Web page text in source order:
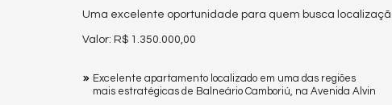
Uma excelente oportunidade para quem busca
Valor: R$ 1.350.000,00
Excelente apartamento localizado em uma das regiões
mais estratégicas de Balneário Camboriú, na Avenida Alvin